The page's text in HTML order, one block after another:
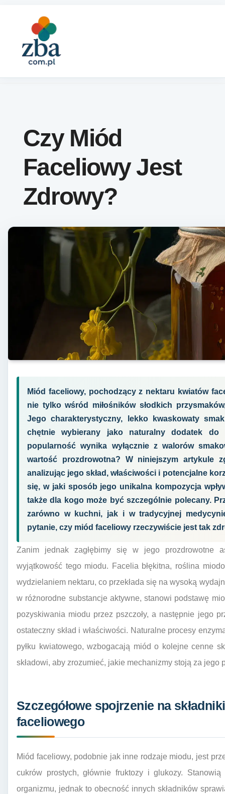
Czy Miód
Faceliowy Jest
Zdrowy?
Miód faceliowy, pochodzący z nektaru kwiatów
nie tylko wśród miłośników słodkich
Jego charakterystyczny, lekko kwaskowaty
chętnie wybierany jako naturalny dodatek
popularność wynika wyłącznie z walorów
wartość prozdrowotna? W niniejszym artykule
analizując jego skład, właściwości i potencjalne
się, w jaki sposób jego unikalna kompozycja
także dla kogo może być szczególnie polecany.
zarówno w kuchni, jak i w tradycyjnej
pytanie, czy miód faceliowy rzeczywiście jest tak
Zanim jednak zagłębimy się w jego prozdrowotne
wyjątkowość tego miodu. Facelia błękitna, roślina
wydzielaniem nektaru, co przekłada się na wysoką
w różnorodne substancje aktywne, stanowi podstawę
pozyskiwania miodu przez pszczoły, a następnie jego
ostateczny skład i właściwości. Naturalne procesy
pyłku kwiatowego, wzbogacają miód o kolejne cenne
składowi, aby zrozumieć, jakie mechanizmy stoją za jego
Szczegółowe spojrzenie na
faceliowego
Miód faceliowy, podobnie jak inne rodzaje miodu, jest
cukrów prostych, głównie fruktozy i glukozy.
organizmu, jednak to obecność innych składników